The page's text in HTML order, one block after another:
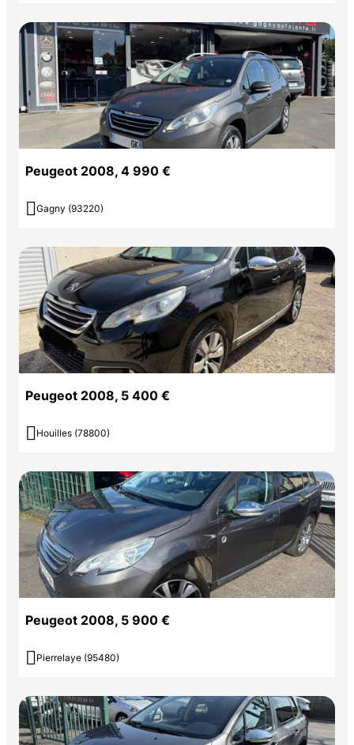
Peugeot 2008, 4 990 €
 Gagny (93220)
Peugeot 2008, 5 400 €
 Houilles (78800)
Peugeot 2008, 5 900 €
 Pierrelaye (95480)